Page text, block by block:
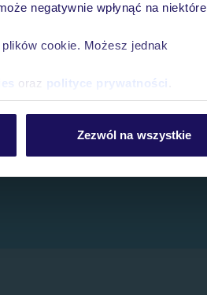
negatywnie wpłynąć na niektóre
cookie. Możesz jednak
oraz polityce prywatności
Zezwól na wszystkie